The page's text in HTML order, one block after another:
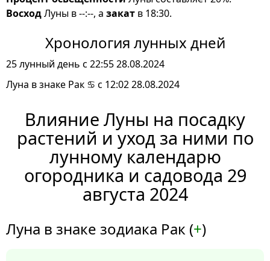
ВосходЛуны в --:--, а закат в 18:30.
Хронология лунных дней
25 лунный день с 22:55 28.08.2024
Луна в знаке Рак ♋ с 12:02 28.08.2024
Влияние Луны на посадку
растений и уход за ними по
лунному календарю
огородника и садовода 29
августа 2024
Луна в знаке зодиака Рак (+)